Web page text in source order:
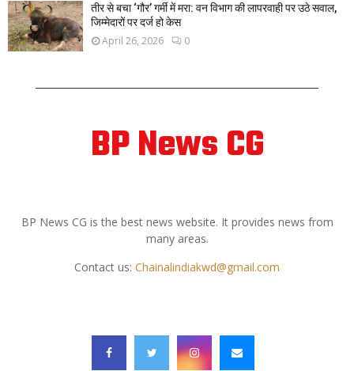
तीर से बचा ‘गौर’ गर्मी में मरा: वन विभाग की लापरवाही पर उठे सवाल,
जिम्मेदारों पर दर्ज हो केस
April 26, 2026 0
BP News CG
BP News CG is the best news website. It provides news from
many areas.
Contact us: Chainalindiakwd@gmail.com